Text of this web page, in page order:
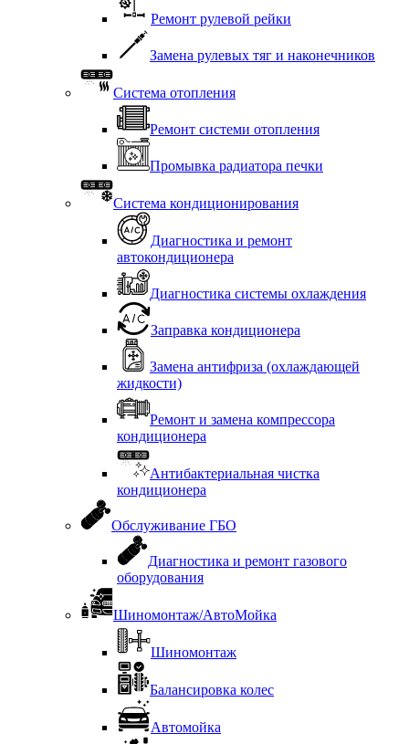
Ремонт рулевой рейки
Замена рулевых тяг и наконечников
Система отопления
Ремонт системи отопления
Промывка радиатора печки
Система кондиционирования
Диагностика и ремонт
автокондиционера
Диагностика системы охлаждения
Заправка кондиционера
Замена антифриза (охлаждающей
жидкости)
Ремонт и замена компрессора
кондиционера
Антибактериальная чистка
кондиционера
Обслуживание ГБО
Диагностика и ремонт газового
оборудования
Шиномонтаж/АвтоМойка
Шиномонтаж
Балансировка колес
Автомойка